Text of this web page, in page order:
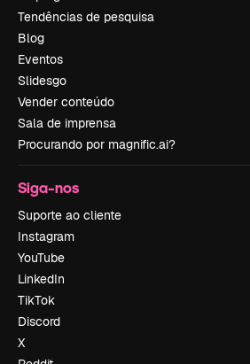
Tendências de pesquisa
Blog
Eventos
Slidesgo
Vender conteúdo
Sala de imprensa
Procurando por magnific.ai?
Siga-nos
Suporte ao cliente
Instagram
YouTube
LinkedIn
TikTok
Discord
X